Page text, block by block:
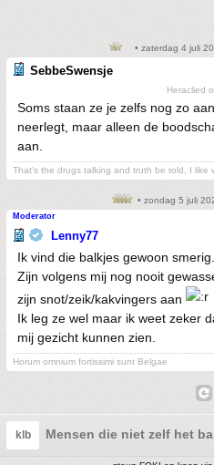
• zaterdag 4 juli
SebbeSwensje
Heraclied
Soms staan ze je zelfs nog zo
neerlegt, maar alleen de
aan.
That's the drugs talking and truth be told, I like
• zondag 5 juli
Moderator
Lenny77
Ik vind die balkjes gewoon smerig..
Zijn volgens mij nog nooit
zijn snot/zeik/kakvingers aan
Ik leg ze wel maar ik weet zeker
mij gezicht kunnen zien.
Horum omnium fortissimi sunt Belgae
klb Mensen die niet zelf het